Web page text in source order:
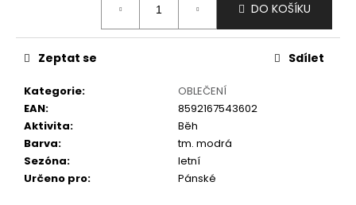
DO KOŠÍKU
Kategorie:
OBLEČENÍ
EAN:
8592167543602
Aktivita:
Běh
Barva:
tm. modrá
Sezóna:
letní
Určeno pro: Pánské
Zeptat se Sdílet